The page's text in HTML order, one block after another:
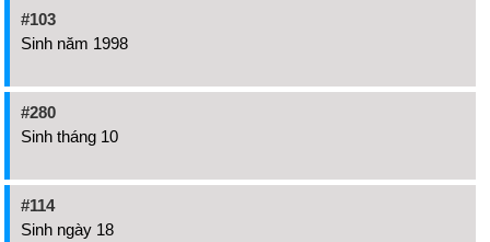
#103
Sinh năm 1998
#280
Sinh tháng 10
#114
Sinh ngày 18